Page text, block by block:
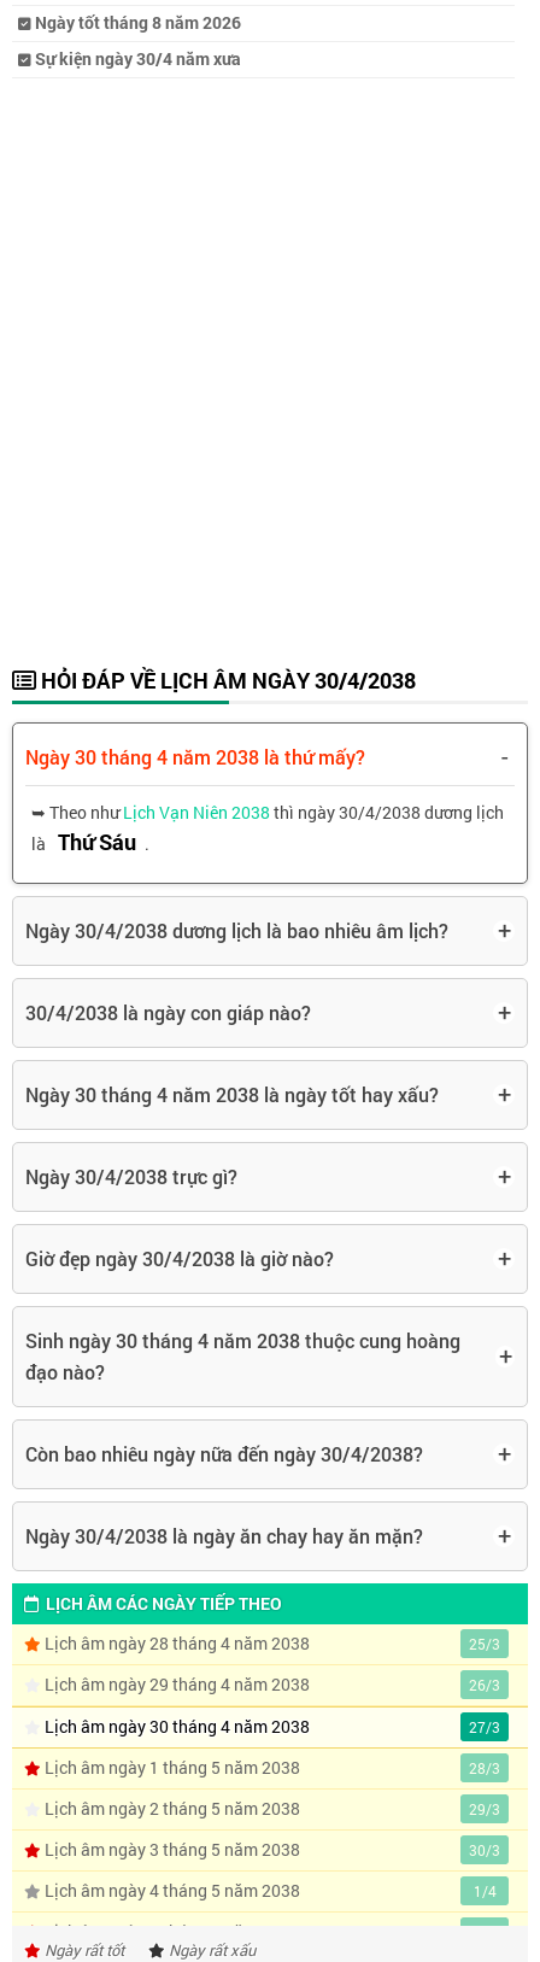
Ngày tốt tháng 8 năm 2026
Sự kiện ngày 30/4 năm xưa
HỎI ĐÁP VỀ LỊCH ÂM NGÀY 30/4/2038
Ngày 30 tháng 4 năm 2038 là thứ mấy? -
➥ Theo nhưLịch Vạn Niên 2038 thì ngày 30/4/2038 dương lịch
là Thứ Sáu .
Ngày 30/4/2038 dương lịch là bao nhiêu âm lịch? +
30/4/2038 là ngày con giáp nào? +
Ngày 30 tháng 4 năm 2038 là ngày tốt hay xấu? +
Ngày 30/4/2038 trực gì? +
Giờ đẹp ngày 30/4/2038 là giờ nào? +
Sinh ngày 30 tháng 4 năm 2038 thuộc cung hoàng
đạo nào?
+
Còn bao nhiêu ngày nữa đến ngày 30/4/2038? +
Ngày 30/4/2038 là ngày ăn chay hay ăn mặn? +
LỊCH ÂM CÁC NGÀY TIẾP THEO
Lịch âm ngày 28 tháng 4 năm 2038
25/3
Lịch âm ngày 29 tháng 4 năm 2038 26/3
Lịch âm ngày 30 tháng 4 năm 2038 27/3
Lịch âm ngày 1 tháng 5 năm 2038 28/3
Lịch âm ngày 2 tháng 5 năm 2038 29/3
Lịch âm ngày 3 tháng 5 năm 2038 30/3
Lịch âm ngày 4 tháng 5 năm 2038 1/4
Lịch âm ngày 5 tháng 5 năm 2038 2/4
Ngày rất tốt Ngày rất xấu